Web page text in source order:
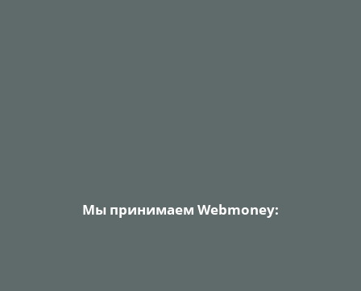
Мы принимаем Webmoney: